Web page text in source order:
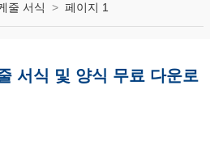
줄 서식 페이지 1
서식 및 양식 무료 다운로